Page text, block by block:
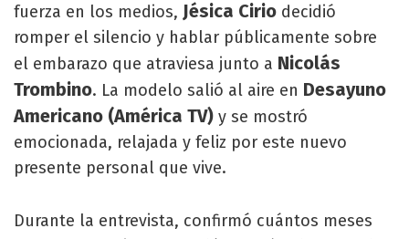
fuerza en los medios, Jésica Cirio decidió
romper el silencio y hablar públicamente sobre
el embarazo que atraviesa junto a Nicolás
Trombino. La modelo salió al aire en Desayuno
Americano (América TV) y se mostró
emocionada, relajada y feliz por este nuevo
presente personal que vive.
Durante la entrevista, confirmó cuántos meses